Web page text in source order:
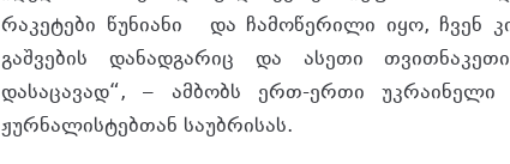
რაკეტები წუნიანი და ჩამოწერილი იყო, ჩვენ
გაშვების დანადგარიც და ასეთი
დასაცავად“, – ამბობს ერთ-ერთი უკრაინელი
ჟურნალისტებთან საუბრისას.